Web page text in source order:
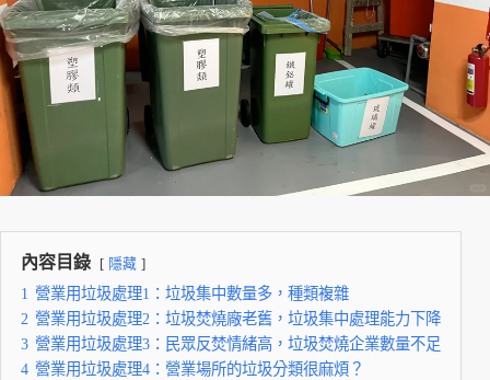
內容目錄 隱藏
1 營業用垃圾處理1：垃圾集中數量多，種類複雜
2 營業用垃圾處理2：垃圾焚燒廠老舊，垃圾集中處理能力下降
3 營業用垃圾處理3：民眾反焚情緒高，垃圾焚燒企業數量不足
4 營業用垃圾處理4：營業場所的垃圾分類很麻煩？